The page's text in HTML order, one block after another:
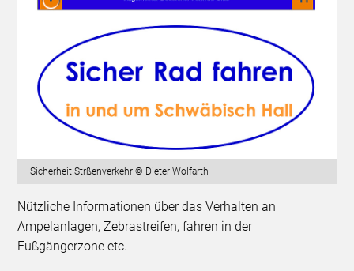
Sicherheit Strßenverkehr © Dieter Wolfarth
Nützliche Informationen über das Verhalten an
Ampelanlagen, Zebrastreifen, fahren in der
Fußgängerzone etc.